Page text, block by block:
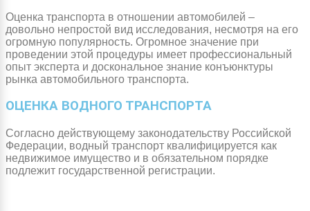
Оценка транспорта в отношении автомобилей –
довольно непростой вид исследования, несмотря на его
огромную популярность. Огромное значение при
проведении этой процедуры имеет профессиональный
опыт эксперта и доскональное знание конъюнктуры
рынка автомобильного транспорта.
ОЦЕНКА ВОДНОГО ТРАНСПОРТА
Согласно действующему законодательству Российской
Федерации, водный транспорт квалифицируется как
недвижимое имущество и в обязательном порядке
подлежит государственной регистрации.